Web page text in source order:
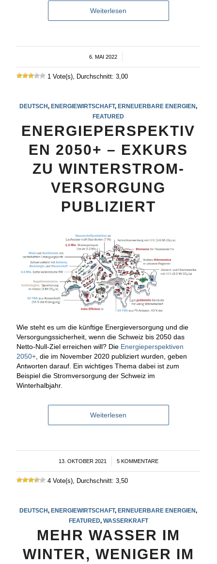
Weiterlesen
6. MAI 2022
/
1 Vote(s), Durchschnitt: 3,00
DEUTSCH,ENERGIEWIRTSCHAFT,ERNEUERBARE ENERGIEN,
FEATURED
ENERGIEPERSPEKTIV
EN 2050+ – EXKURS
ZU WINTERSTROM-
VERSORGUNG
PUBLIZIERT
Wie steht es um die künftige Energieversorgung und die
Versorgungssicherheit, wenn die Schweiz bis 2050 das
Netto-Null-Ziel erreichen will? Die Energieperspektiven
2050+, die im November 2020 publiziert wurden, geben
Antworten darauf. Ein wichtiges Thema dabei ist zum
Beispiel die Stromversorgung der Schweiz im
Winterhalbjahr.
Weiterlesen
13. OKTOBER 2021
/ 5 KOMMENTARE
4 Vote(s), Durchschnitt: 3,50
DEUTSCH ,ENERGIEWIRTSCHAFT,ERNEUERBARE ENERGIEN
FEATURED, WASSERKRAFT
MEHR WASSER IM
WINTER, WENIGER IM